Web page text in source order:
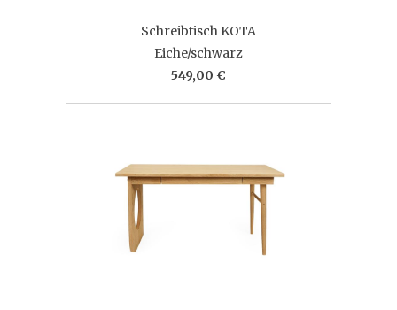
Schreibtisch KOTA
Eiche/schwarz
549,00 €